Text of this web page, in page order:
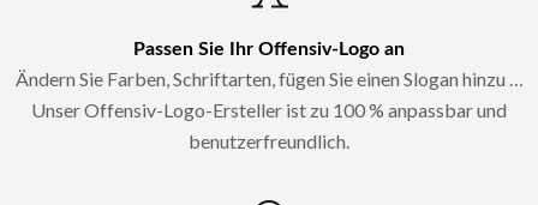
Passen Sie Ihr Offensiv-Logo an
Ändern Sie Farben, Schriftarten, fügen Sie einen Slogan hinzu …
Unser Offensiv-Logo-Ersteller ist zu 100 % anpassbar und
benutzerfreundlich.